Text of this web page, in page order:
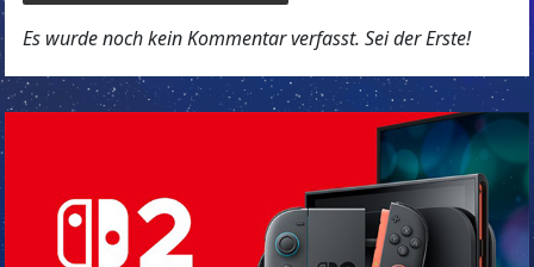
Es wurde noch kein Kommentar verfasst. Sei der Erste!